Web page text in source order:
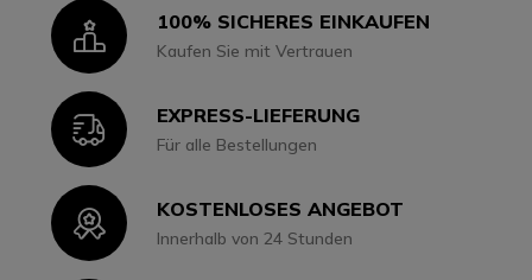
Icon100% SICHERES EINKAUFEN
Kaufen Sie mit Vertrauen
IconEXPRESS-LIEFERUNG
Für alle Bestellungen
IconKOSTENLOSES ANGEBOT
Innerhalb von 24 Stunden